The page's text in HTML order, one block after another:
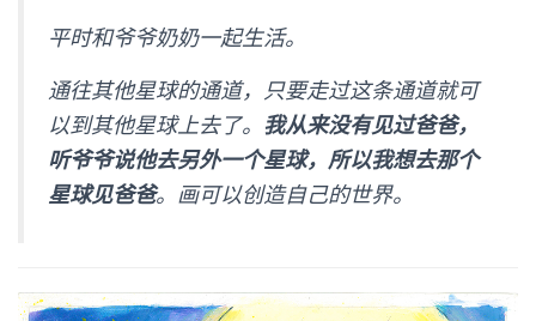
平时和爷爷奶奶一起生活。
通往其他星球的通道，只要走过这条通道就可
以到其他星球上去了。 我从来没有见过爸爸，
听爷爷说他去另外一个星球，所以我想去那个
星球见爸爸。 画可以创造自己的世界。